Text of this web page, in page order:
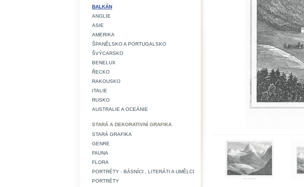
BALKÁN
ANGLIE
ASIE
AMERIKA
ŠPANĚLSKO A PORTUGALSKO
ŠVÝCARSKO
BENELUX
ŘECKO
RAKOUSKO
ITALIE
RUSKO
AUSTRALIE A OCEÁNIE
STARÁ A DEKORATIVNÍ GRAFIKA
STARÁ GRAFIKA
GENRE
FAUNA
FLORA
PORTRÉTY - BÁSNÍCI , LITERÁTI A UMĚLCI
PORTRÉTY